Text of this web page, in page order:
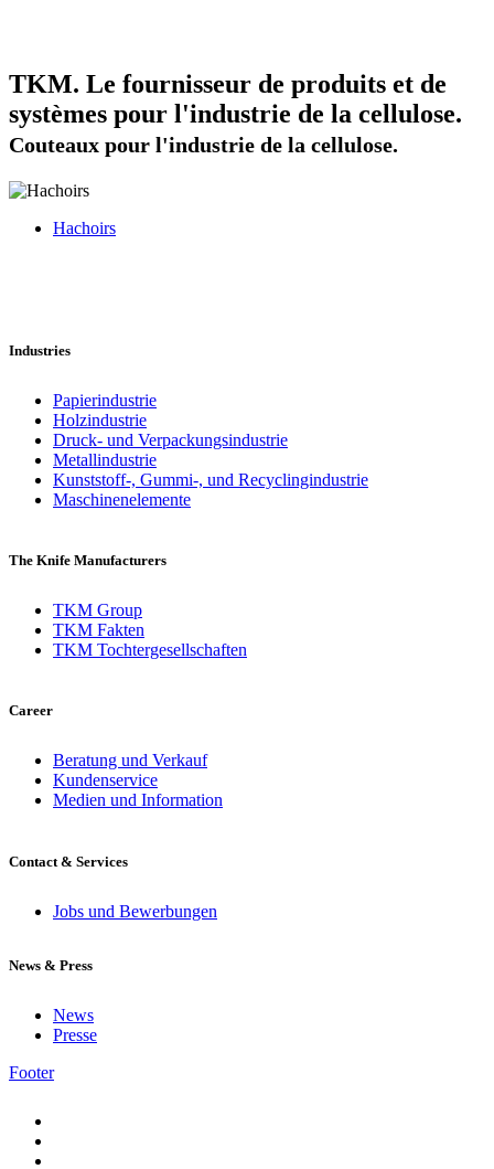
TKM. Le fournisseur de produits et de
systèmes pour l'industrie de la cellulose.
Couteaux pour l'industrie de la cellulose.
Hachoirs
Industries
Papierindustrie
Holzindustrie
Druck- und Verpackungsindustrie
Metallindustrie
Kunststoff-, Gummi-, und Recyclingindustrie
Maschinenelemente
The Knife Manufacturers
TKM Group
TKM Fakten
TKM Tochtergesellschaften
Career
Beratung und Verkauf
Kundenservice
Medien und Information
Contact & Services
Jobs und Bewerbungen
News & Press
News
Presse
Footer